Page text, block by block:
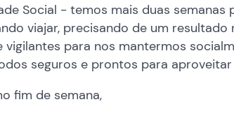
Social - temos mais duas
viajar, precisando de um
vigilantes para nos mantermos
seguros e prontos para
fim de semana,